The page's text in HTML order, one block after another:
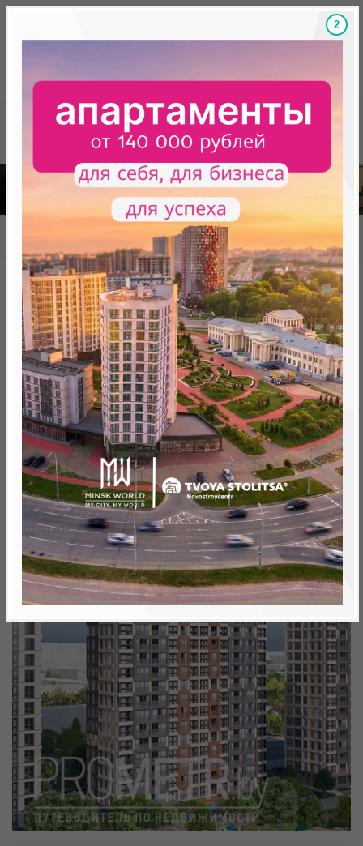
Скидки на новостройки, бонусы Готовые
База новостроек Минска «Минск Мир»
19.6 "Котор", квартал "Южная Европа"
19.6 "Котор", квартал "Южная
Европа"
нет в продаже
Минск, Октябрьский, ул. Аэродромная
метро «Ковальская Слобода», 566 м
1